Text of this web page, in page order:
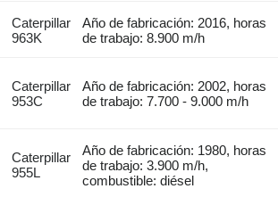
Caterpillar
963K
Año de fabricación: 2016, horas
de trabajo: 8.900 m/h
Caterpillar
953C
Año de fabricación: 2002, horas
de trabajo: 7.700 - 9.000 m/h
Caterpillar
955L
Año de fabricación: 1980, horas
de trabajo: 3.900 m/h,
combustible: diésel